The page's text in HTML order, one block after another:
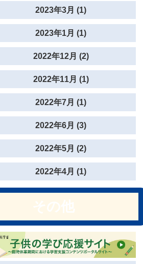
2023年3月 (1)
2023年1月 (1)
2022年12月 (2)
2022年11月 (1)
2022年7月 (1)
2022年6月 (3)
2022年5月 (2)
2022年4月 (1)